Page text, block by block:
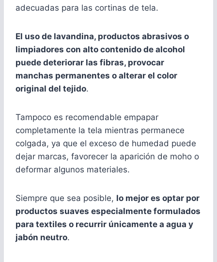
adecuadas para las cortinas de tela.
El uso de lavandina, productos abrasivos o
limpiadores con alto contenido de alcohol
puede deteriorar las fibras, provocar
manchas permanentes o alterar el color
original del tejido.
Tampoco es recomendable empapar
completamente la tela mientras permanece
colgada, ya que el exceso de humedad puede
dejar marcas, favorecer la aparición de moho o
deformar algunos materiales.
Siempre que sea posible, lo mejor es optar por
productos suaves especialmente formulados
para textiles o recurrir únicamente a agua y
jabón neutro.